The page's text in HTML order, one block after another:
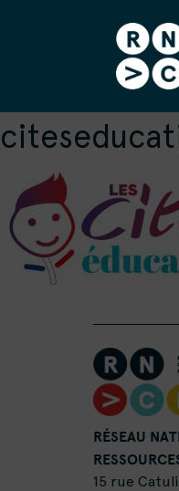
RÉSEAU
15 rue